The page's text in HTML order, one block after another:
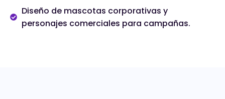
Diseño de mascotas corporativas y
personajes comerciales para campañas.